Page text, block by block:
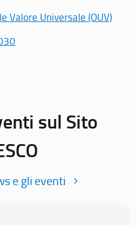
Valore Universale (OUV)
sul Sito
e gli eventi